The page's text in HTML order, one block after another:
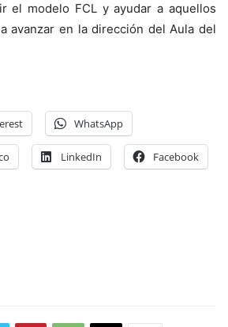
el modelo FCL y ayudar a aquellos
avanzar en la dirección del Aula del
WhatsApp
LinkedIn Facebook